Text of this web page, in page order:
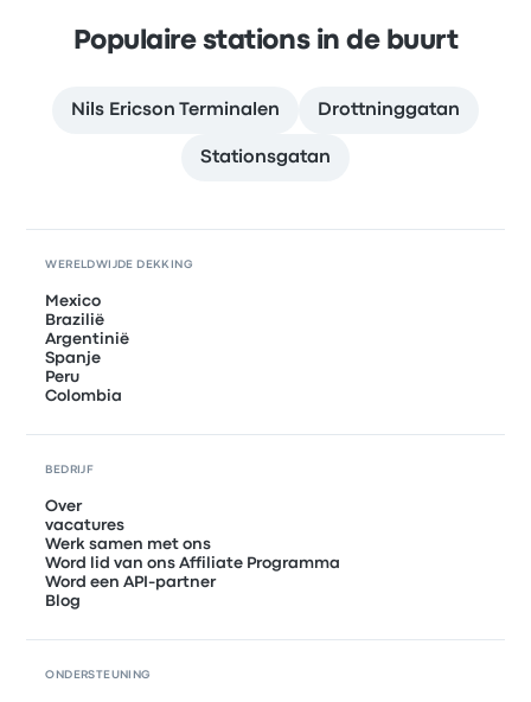
Populaire stations in de buurt
Nils Ericson Terminalen Drottninggatan
Stationsgatan
WERELDWIJDE DEKKING
Mexico
Brazilië
Argentinië
Spanje
Peru
Colombia
BEDRIJF
Over
vacatures
Werk samen met ons
Word lid van ons Affiliate Programma
Word een API-partner
Blog
ONDERSTEUNING